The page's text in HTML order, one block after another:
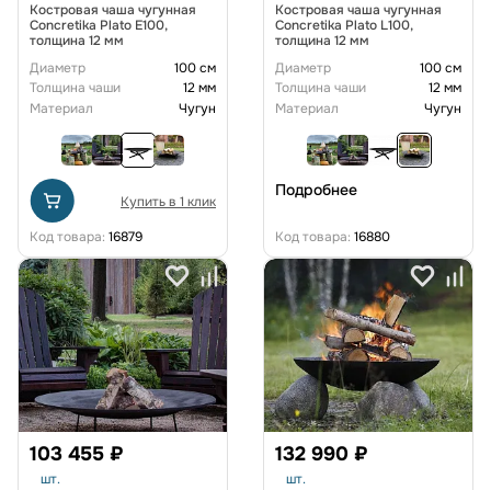
Костровая чаша чугунная
Concretika Plato E100,
толщина 12 мм
Диаметр
100 см
Толщина чаши
12 мм
Материал
Чугун
Купить в 1 клик
Код товара: 16879
Костровая чаша чугунная
Concretika Plato L100,
толщина 12 мм
Диаметр
100 см
Толщина чаши
12 мм
Материал
Чугун
Подробнее
Код товара: 16880
103 455 ₽
шт.
132 990 ₽
шт.